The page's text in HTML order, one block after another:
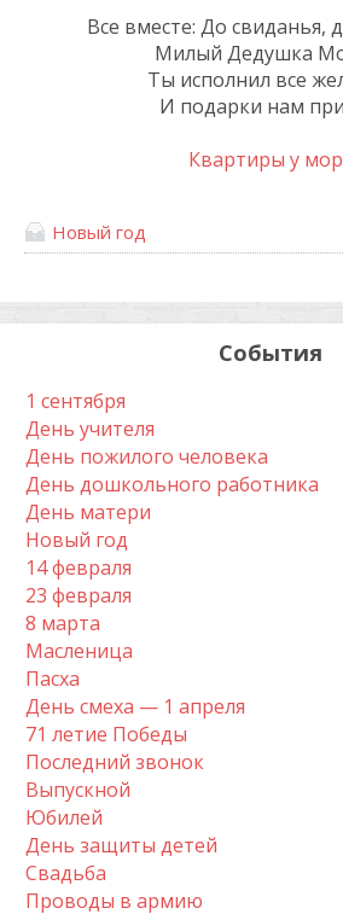
Все вместе: До свиданья,
Милый Дедушка
Ты исполнил все
И подарки нам
Квартиры у
Новый год
События
1 сентября
День учителя
День пожилого человека
День дошкольного работника
День матери
Новый год
14 февраля
23 февраля
8 марта
Масленица
Пасха
День смеха — 1 апреля
71 летие Победы
Последний звонок
Выпускной
Юбилей
День защиты детей
Свадьба
Проводы в армию